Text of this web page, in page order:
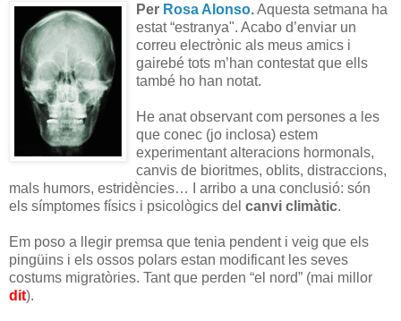
Per Rosa Alonso.Aquesta setmana ha
estat “estranya". Acabo d’enviar un
correu electrònic als meus amics i
gairebé tots m’han contestat que ells
també ho han notat.
He anat observant com persones a les
que conec (jo inclosa) estem
experimentant alteracions hormonals,
canvis de bioritmes, oblits, distraccions,
mals humors, estridències… I arribo a una conclusió: són
els símptomes físics i psicològics del canvi climàtic.
Em poso a llegir premsa que tenia pendent i veig que els
pingüins i els ossos polars estan modificant les seves
costums migratòries. Tant que perden “el nord” (mai millor
dit).